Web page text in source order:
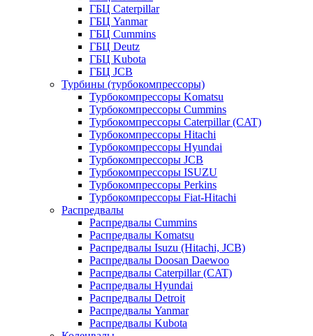
ГБЦ Caterpillar
ГБЦ Yanmar
ГБЦ Cummins
ГБЦ Deutz
ГБЦ Kubota
ГБЦ JCB
Турбины (турбокомпрессоры)
Турбокомпрессоры Komatsu
Турбокомпрессоры Cummins
Турбокомпрессоры Caterpillar (CAT)
Турбокомпрессоры Hitachi
Турбокомпрессоры Hyundai
Турбокомпрессоры JCB
Турбокомпрессоры ISUZU
Турбокомпрессоры Perkins
Турбокомпрессоры Fiat-Hitachi
Распредвалы
Распредвалы Cummins
Распредвалы Komatsu
Распредвалы Isuzu (Hitachi, JCB)
Распредвалы Doosan Daewoo
Распредвалы Caterpillar (CAT)
Распредвалы Hyundai
Распредвалы Detroit
Распредвалы Yanmar
Распредвалы Kubota